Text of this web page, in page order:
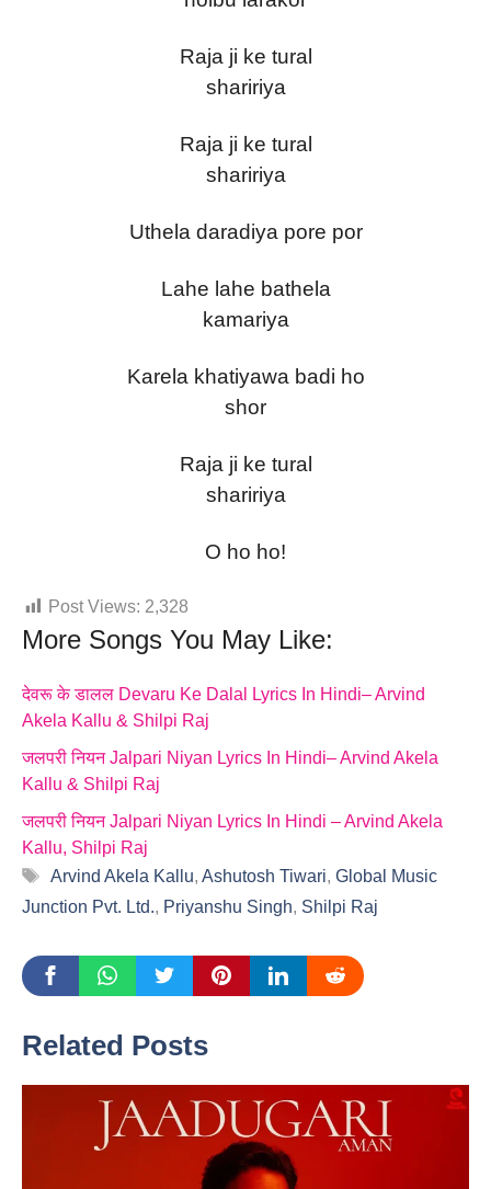
Raja ji ke tural
shaririya
Raja ji ke tural
shaririya
Uthela daradiya pore por
Lahe lahe bathela
kamariya
Karela khatiyawa badi ho
shor
Raja ji ke tural
shaririya
O ho ho!
Post Views: 2,328
More Songs You May Like:
देवरू के डालल Devaru Ke Dalal Lyrics In Hindi– Arvind
Akela Kallu & Shilpi Raj
जलपरी नियन Jalpari Niyan Lyrics In Hindi– Arvind Akela
Kallu & Shilpi Raj
जलपरी नियन Jalpari Niyan Lyrics In Hindi – Arvind Akela
Kallu, Shilpi Raj
Tags
Arvind Akela Kallu, Ashutosh Tiwari, Global Music
Junction Pvt. Ltd., Priyanshu Singh, Shilpi Raj
Related Posts